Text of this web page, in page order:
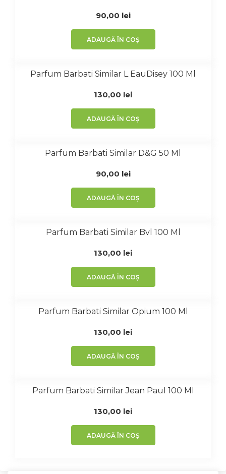
90,00 lei
ADAUGĂ ÎN COȘ
Parfum Barbati Similar L EauDisey 100 Ml
130,00 lei
ADAUGĂ ÎN COȘ
Parfum Barbati Similar D&G 50 Ml
90,00 lei
ADAUGĂ ÎN COȘ
Parfum Barbati Similar Bvl 100 Ml
130,00 lei
ADAUGĂ ÎN COȘ
Parfum Barbati Similar Opium 100 Ml
130,00 lei
ADAUGĂ ÎN COȘ
Parfum Barbati Similar Jean Paul 100 Ml
130,00 lei
ADAUGĂ ÎN COȘ